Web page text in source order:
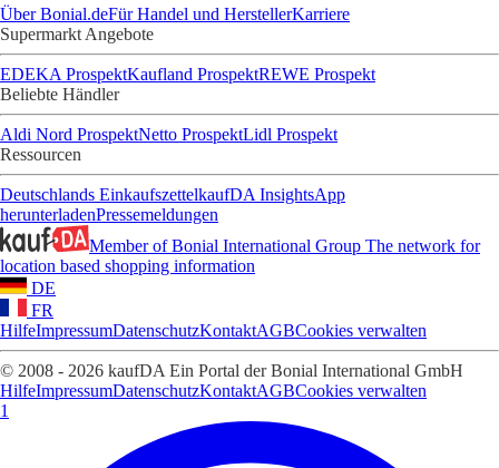
Über Bonial.deFür Handel und HerstellerKarriere
Supermarkt Angebote
EDEKA ProspektKaufland ProspektREWE Prospekt
Beliebte Händler
Aldi Nord ProspektNetto ProspektLidl Prospekt
Ressourcen
Deutschlands EinkaufszettelkaufDA InsightsApp
herunterladenPressemeldungen
Member of Bonial International Group The network for
location based shopping information
DE
FR
HilfeImpressumDatenschutzKontaktAGBCookies verwalten
© 2008 - 2026 kaufDA Ein Portal der Bonial International GmbH
HilfeImpressumDatenschutzKontaktAGBCookies verwalten
1